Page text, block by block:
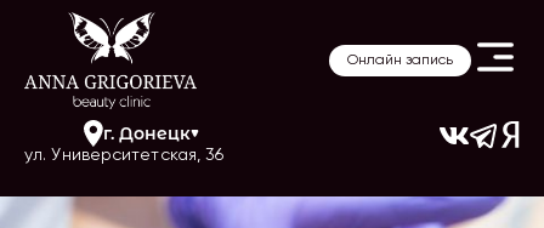
Онлайн запись
г.Донецк
ул. Университетская, 36